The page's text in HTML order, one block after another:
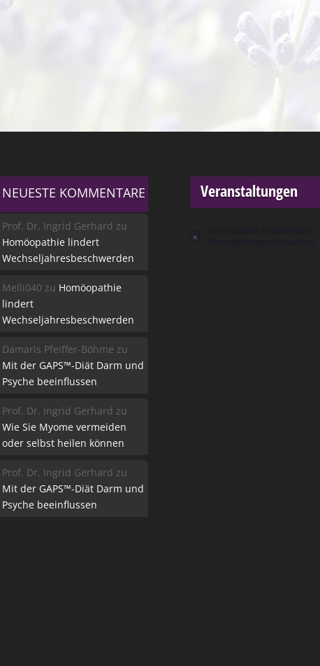
NEUESTE KOMMENTARE
Prof. Dr. Ingrid Gerhard zu
Homöopathie lindert
Wechseljahresbeschwerden
Melli040 zu Homöopathie
lindert
Wechseljahresbeschwerden
Damaris Pfeiffer-Böhme zu
Mit der GAPS™-Diät Darm und
Psyche beeinflussen
Prof. Dr. Ingrid Gerhard zu
Wie Sie Myome vermeiden
oder selbst heilen können
Prof. Dr. Ingrid Gerhard zu
Mit der GAPS™-Diät Darm und
Psyche beeinflussen
Veranstaltungen
Hinweis